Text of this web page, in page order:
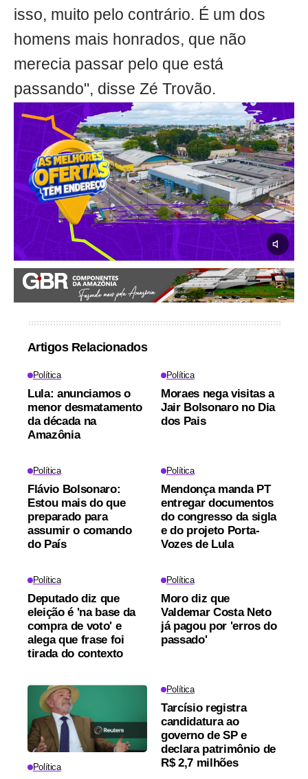
isso, muito pelo contrário. É um dos
homens mais honrados, que não
merecia passar pelo que está
passando", disse Zé Trovão.
Artigos Relacionados
Política
Lula: anunciamos o
menor desmatamento
da década na
Amazônia
Política
Moraes nega visitas a
Jair Bolsonaro no Dia
dos Pais
Política
Flávio Bolsonaro:
Estou mais do que
preparado para
assumir o comando
do País
Política
Mendonça manda PT
entregar documentos
do congresso da sigla
e do projeto Porta-
Vozes de Lula
Política
Deputado diz que
eleição é 'na base da
compra de voto' e
alega que frase foi
tirada do contexto
Política
Moro diz que
Valdemar Costa Neto
já pagou por 'erros do
passado'
Política
Política
Tarcísio registra
candidatura ao
governo de SP e
declara patrimônio de
R$ 2,7 milhões